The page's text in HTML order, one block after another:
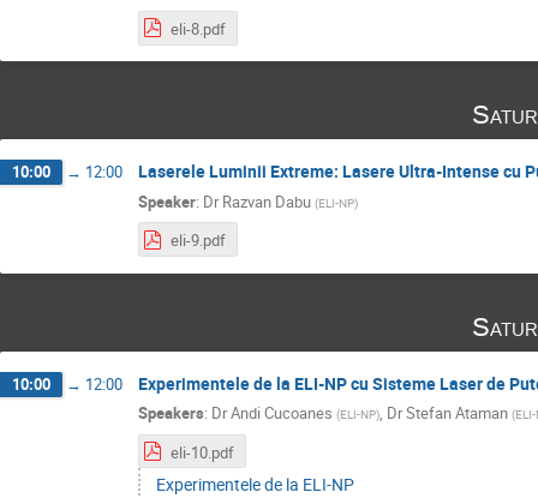
eli-8.pdf
10:00 → 12:00 Laserele Luminii Extreme: Lasere Ultra-Intense cu
Speaker: Dr Razvan Dabu (ELI-NP)
eli-9.pdf
10:00 → 12:00 Experimentele de la ELI-NP cu Sisteme Laser de
Speakers: DrAndi Cucoanes (ELI-NP), DrStefan Ataman (
eli-10.pdf
Experimentele de la ELI-NP